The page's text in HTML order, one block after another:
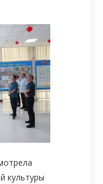
культуры